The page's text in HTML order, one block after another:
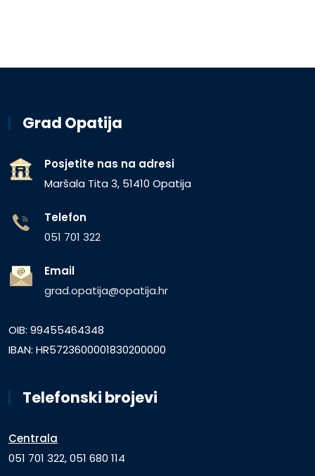
Grad Opatija
Posjetite nas na adresi
Maršala Tita 3, 51410 Opatija
Telefon
051 701 322
Email
grad.opatija@opatija.hr
OIB: 99455464348
IBAN: HR5723600001830200000
Telefonski brojevi
Centrala
051 701 322, 051 680 114